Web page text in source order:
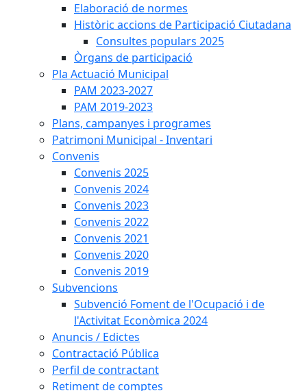
Elaboració de normes
Històric accions de Participació Ciutadana
Consultes populars 2025
Òrgans de participació
Pla Actuació Municipal
PAM 2023-2027
PAM 2019-2023
Plans, campanyes i programes
Patrimoni Municipal - Inventari
Convenis
Convenis 2025
Convenis 2024
Convenis 2023
Convenis 2022
Convenis 2021
Convenis 2020
Convenis 2019
Subvencions
Subvenció Foment de l'Ocupació i de
l'Activitat Econòmica 2024
Anuncis / Edictes
Contractació Pública
Perfil de contractant
Retiment de comptes